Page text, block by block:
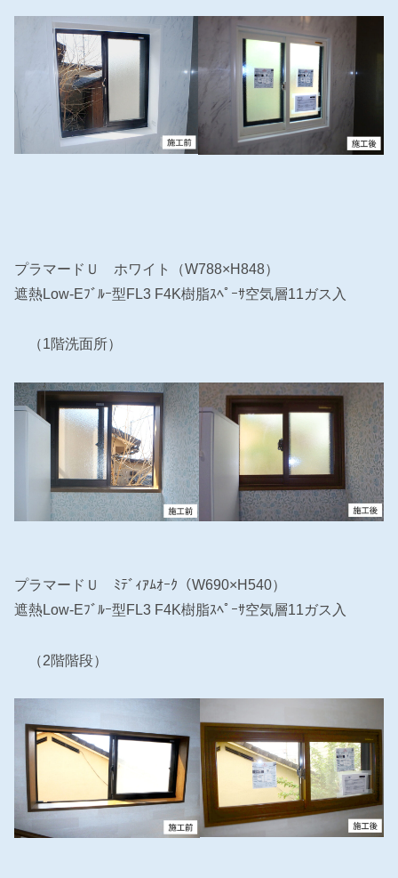
プラマードＵ ホワイト（W788×H848）
遮熱Low-Eﾌﾞﾙｰ型FL3 F4K樹脂ｽﾍﾟｰｻ空気層11ガス入
（1階洗面所）
プラマードＵ ﾐﾃﾞｨｱﾑｵｰｸ（W690×H540）
遮熱Low-Eﾌﾞﾙｰ型FL3 F4K樹脂ｽﾍﾟｰｻ空気層11ガス入
（2階階段）